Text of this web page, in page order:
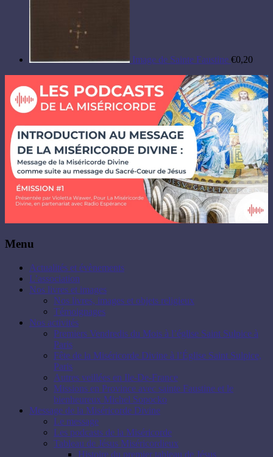
Image de Sainte Faustine €0,20
Menu
Actualités et évènements
L’association
Nos livres et images
Nos livres, images et objets religieux
Témoignages
Nos activités
Premiers Vendredis du Mois à l’église Saint Sulpice à
Paris
Fête de la Miséricorde Divine à l’Église Saint Sulpice,
Paris
Autres veillées en Ile-De-France
Missions en Province avec sainte Faustine et le
bienheureux Michel Sopocko
Message de la Miséricorde Divine
Le message
Les podcasts de la Miséricorde
Tableau de Jésus Miséricordieux
Histoire du premier tableau de Jésus